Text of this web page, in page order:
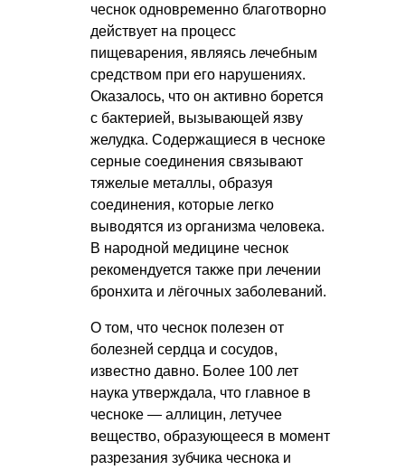
чеснок одновременно благотворно
действует на процесс
пищеварения, являясь лечебным
средством при его нарушениях.
Оказалось, что он активно борется
с бактерией, вызывающей язву
желудка. Содержащиеся в чесноке
серные соединения связывают
тяжелые металлы, образуя
соединения, которые легко
выводятся из организма человека.
В народной медицине чеснок
рекомендуется также при лечении
бронхита и лёгочных заболеваний.
О том, что чеснок полезен от
болезней сердца и сосудов,
известно давно. Более 100 лет
наука утверждала, что главное в
чесноке — аллицин, летучее
вещество, образующееся в момент
разрезания зубчика чеснока и